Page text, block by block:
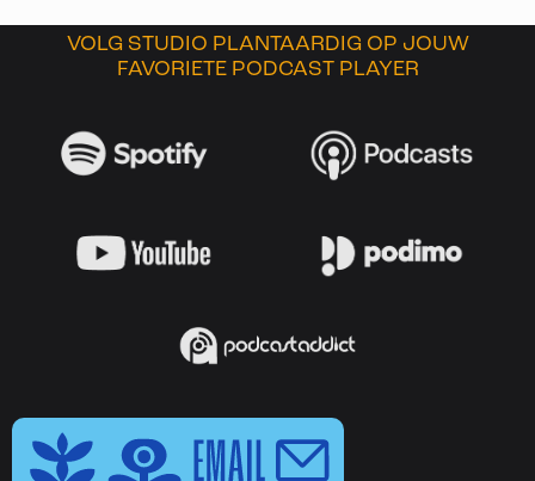
VOLG STUDIO PLANTAARDIG OP JOUW
FAVORIETE PODCAST PLAYER